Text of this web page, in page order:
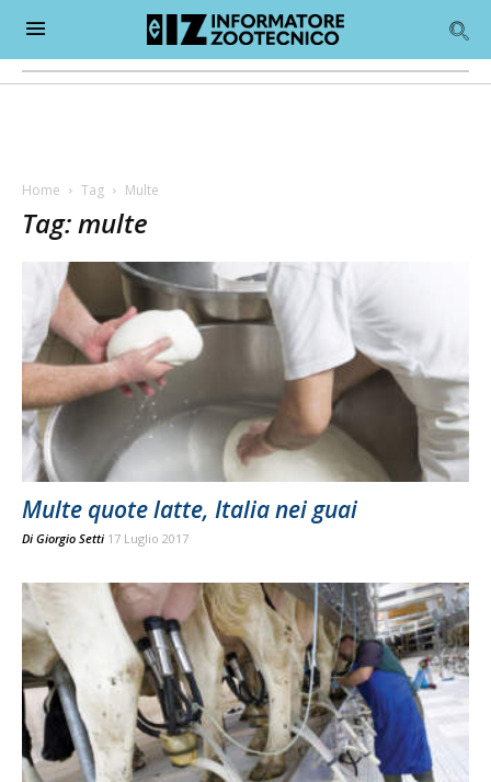
Home Tag Multe
Tag: multe
Multe quote latte, Italia nei guai
Di Giorgio Setti 17 Luglio 2017